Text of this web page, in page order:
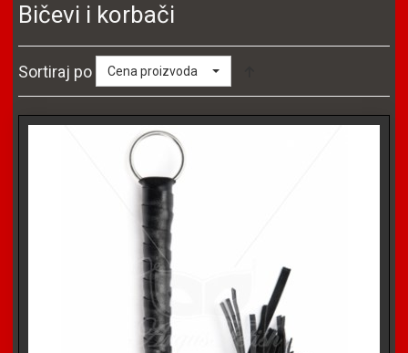
Bičevi i korbači
Sortiraj po Cena proizvoda